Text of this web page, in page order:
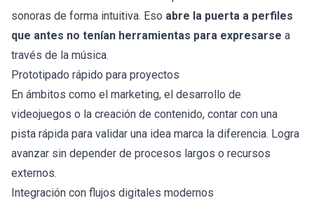
sonoras de forma intuitiva. Eso abre la puerta a perfiles
que antes no tenían herramientas para expresarse a
través de la música.
Prototipado rápido para proyectos
En ámbitos como el marketing, el desarrollo de
videojuegos o la creación de contenido, contar con una
pista rápida para validar una idea marca la diferencia. Logra
avanzar sin depender de procesos largos o recursos
externos.
Integración con flujos digitales modernos